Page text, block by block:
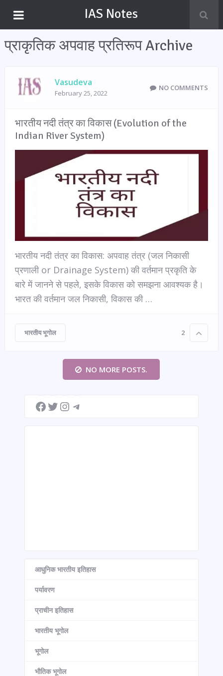
IAS Notes
प्राकृतिक अपवाह प्रतिरूप Archive
Vasudeva
February 25, 2022
NO COMMENTS
भारतीय नदी तंत्र का विकास (Evolution of the
Indian River System)
भारतीय नदी तंत्र का विकास: अपवाह तंत्र (जल निकासी
प्रणाली or Drainage System) की वर्तमान प्रकृति के
बारे में जानने से पहले, इसके विकास को समझना आवश्यक है।
भारत की वर्तमान जल निकासी, विकास की …
भारतीय भूगोल 2
NO MORE POSTS.
Facebook
TwitterInstagram
आधुनिक भारतीय इतिहास
पर्यावरण
प्राचीन इतिहास
भारतीय भूगोल
भूगोल
भौतिक भूगोल